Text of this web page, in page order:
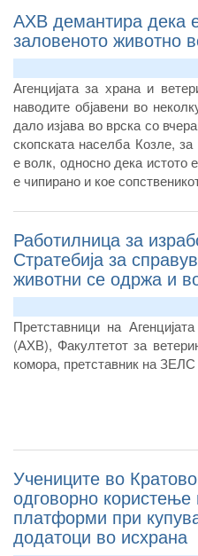
АХВ демантира дека
заловеното животно
Агенцијата за храна и
наводите објавени во
дало изјава во врска со
скопската населба Козле, за
е волк, односно дека
е чипирано и кое
Работилница за
Стратебија за
животни се одржа и
Претставници на
(АХВ), Факултетот за в
комора, претставник на ЗЕЛС
Учениците во
одговорно користење
платформи при
додатоци во исхрана